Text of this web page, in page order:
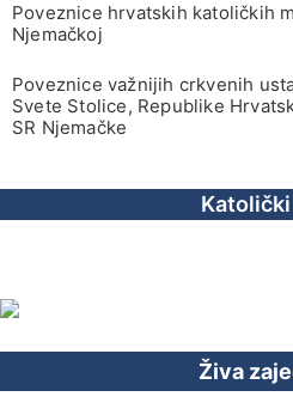
Poveznice hrvatskih katoličkih
Njemačkoj
Poveznice važnijih crkvenih
Svete Stolice, Republike
SR Njemačke
Živa